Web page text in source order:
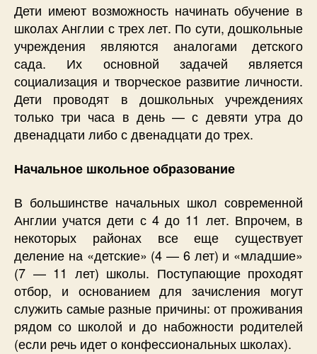
Дети имеют возможность начинать обучение в
школах Англии с трех лет. По сути, дошкольные
учреждения являются аналогами детского
сада. Их основной задачей является
социализация и творческое развитие личности.
Дети проводят в дошкольных учреждениях
только три часа в день — с девяти утра до
двенадцати либо с двенадцати до трех.
Начальное школьное образование
В большинстве начальных школ современной
Англии учатся дети с 4 до 11 лет. Впрочем, в
некоторых районах все еще существует
деление на «детские» (4 — 6 лет) и «младшие»
(7 — 11 лет) школы. Поступающие проходят
отбор, и основанием для зачисления могут
служить самые разные причины: от проживания
рядом со школой и до набожности родителей
(если речь идет о конфессиональных школах).